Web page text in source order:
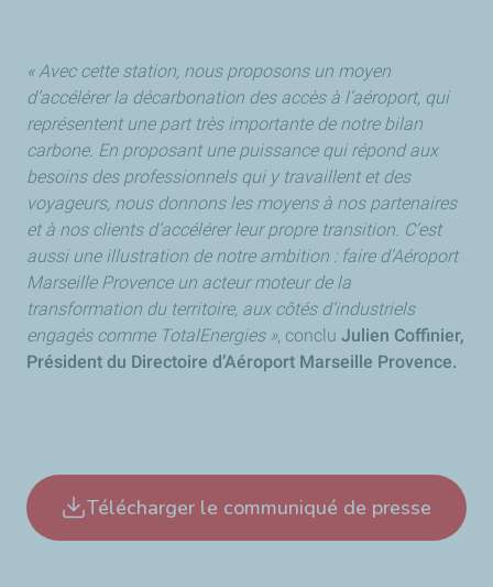
« Avec cette station, nous proposons un moyen
d’accélérer la décarbonation des accès à l’aéroport, qui
représentent une part très importante de notre bilan
carbone. En proposant une puissance qui répond aux
besoins des professionnels qui y travaillent et des
voyageurs, nous donnons les moyens à nos partenaires
et à nos clients d’accélérer leur propre transition. C’est
aussi une illustration de notre ambition : faire d’Aéroport
Marseille Provence un acteur moteur de la
transformation du territoire, aux côtés d’industriels
engagés comme TotalEnergies », conclu Julien Coffinier,
Président du Directoire d’Aéroport Marseille Provence.
Télécharger le communiqué de presse